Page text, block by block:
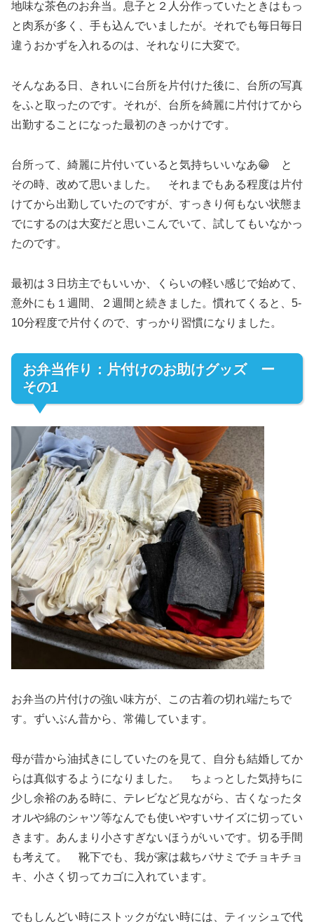
地味な茶色のお弁当。息子と２人分作っていたときはもっ
と肉系が多く、手も込んでいましたが。それでも毎日毎日
違うおかずを入れるのは、それなりに大変で。
そんなある日、きれいに台所を片付けた後に、台所の写真
をふと取ったのです。それが、台所を綺麗に片付けてから
出勤することになった最初のきっかけです。
台所って、綺麗に片付いていると気持ちいいなあ😁 と
その時、改めて思いました。 それまでもある程度は片付
けてから出勤していたのですが、すっきり何もない状態ま
でにするのは大変だと思いこんでいて、試してもいなかっ
たのです。
最初は３日坊主でもいいか、くらいの軽い感じで始めて、
意外にも１週間、２週間と続きました。慣れてくると、5-
10分程度で片付くので、すっかり習慣になりました。
お弁当作り：片付けのお助けグッズ ー
その1
お弁当の片付けの強い味方が、この古着の切れ端たちで
す。ずいぶん昔から、常備しています。
母が昔から油拭きにしていたのを見て、自分も結婚してか
らは真似するようになりました。 ちょっとした気持ちに
少し余裕のある時に、テレビなど見ながら、古くなったタ
オルや綿のシャツ等なんでも使いやすいサイズに切ってい
きます。あんまり小さすぎないほうがいいです。切る手間
も考えて。 靴下でも、我が家は裁ちバサミでチョキチョ
キ、小さく切ってカゴに入れています。
でもしんどい時にストックがない時には、ティッシュで代